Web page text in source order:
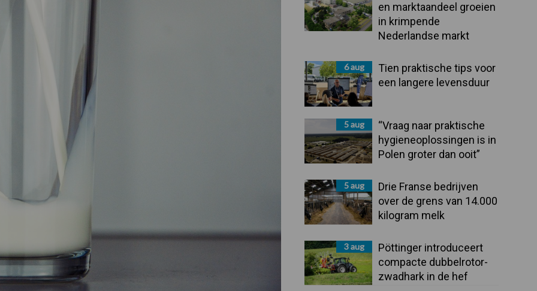
en marktaandeel groeien
in krimpende
Nederlandse markt
6 aug
Tien praktische tips voor
een langere levensduur
5 aug
“Vraag naar praktische
hygieneoplossingen is in
Polen groter dan ooit”
5 aug
Drie Franse bedrijven
over de grens van 14.000
kilogram melk
3 aug
Pöttinger introduceert
compacte dubbelrotor-
zwadhark in de hef